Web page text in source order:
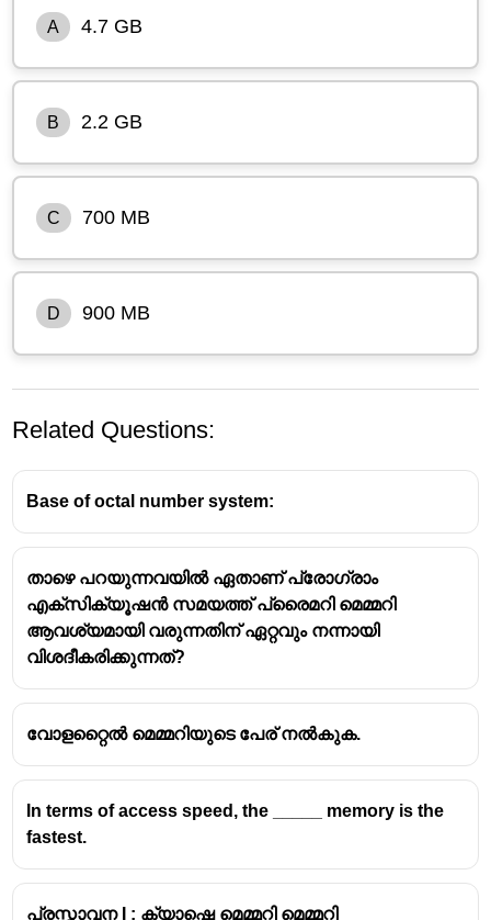
A 4.7 GB
B 2.2 GB
C 700 MB
D 900 MB
A standard, single-sided, single-layer DVD-ROM (often
referred to as a DVD-5 ) has a storage capacity of
Gigabytes (GB)
2
DVD Storage Capacities
sides and layers it uses:
Sides Layers
Nominal
Related Questions:
Base of octal number system:
താഴെ പറയുന്നവയിൽ ഏതാണ് പ്രോഗ്രാം
എക്‌സിക്യൂഷൻ സമയത്ത് പ്രൈമറി മെമ്മറി
ആവശ്യമായി വരുന്നതിന് ഏറ്റവും നന്നായി
വിശദീകരിക്കുന്നത്?
വോളറ്റൈൽ മെമ്മറിയുടെ പേര് നൽകുക.
In terms of access speed, the _____ memory is the
fastest.
പ്രസ്താവന I : ക്യാഷെ മെമ്മറി മെമ്മറി